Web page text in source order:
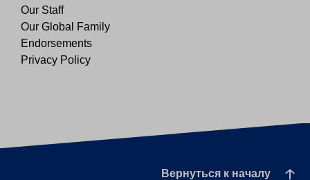
Our Staff
Our Global Family
Endorsements
Privacy Policy
Вернуться к началу